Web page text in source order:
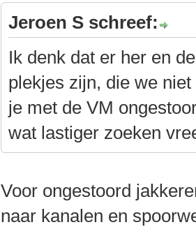
Jeroen S schreef:
Ik denk dat er her en
plekjes zijn, die we
je met de VM
wat lastiger zoeken
Voor ongestoord
naar kanalen en